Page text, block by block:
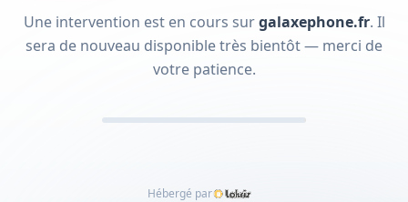
Une intervention est en cours surgalaxephone.fr. Il
sera de nouveau disponible très bientôt — merci de
votre patience.
Hébergé par